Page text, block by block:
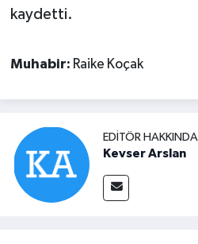
kaydetti.
Muhabir: Raike Koçak
EDITÖR HAKKINDA
Kevser Arslan